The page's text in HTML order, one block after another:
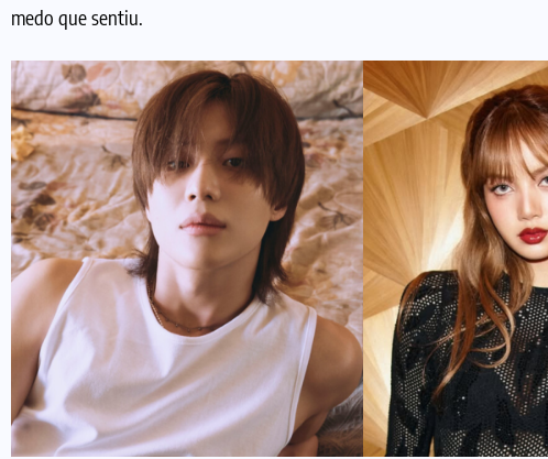
medo que sentiu.